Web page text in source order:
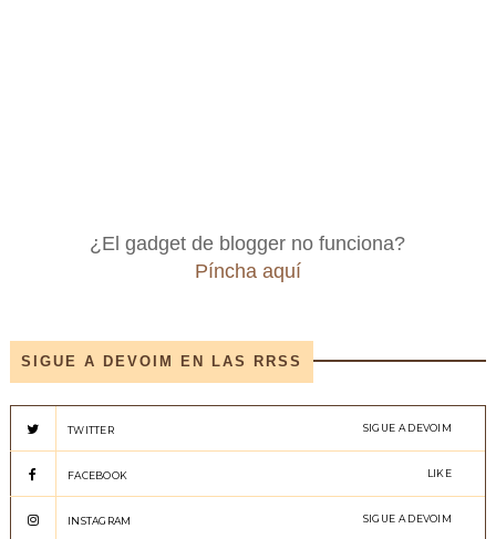
¿El gadget de blogger no funciona?
Píncha aquí
SIGUE A DEVOIM EN LAS RRSS
TWITTER SIGUE A DEVOIM
FACEBOOK LIKE
INSTAGRAM SIGUE A DEVOIM